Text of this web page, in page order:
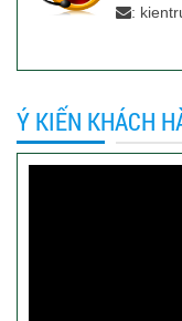
:
Ý KIẾN KHÁCH